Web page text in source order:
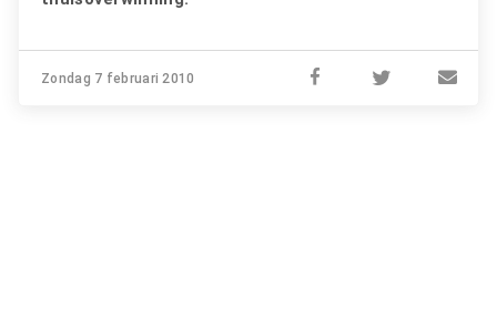
Zondag 7 februari 2010